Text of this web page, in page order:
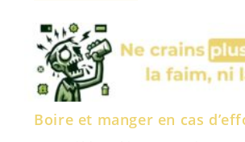
Boire et manger en cas